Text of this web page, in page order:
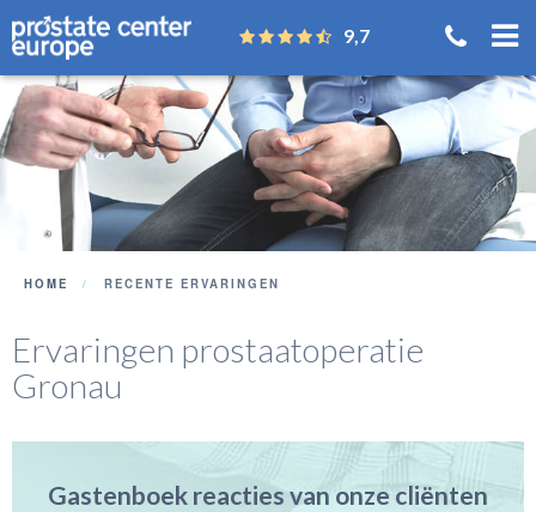
9,7
HOME RECENTE ERVARINGEN
Ervaringen prostaatoperatie
Gronau
Gastenboek reacties van onze cliënten